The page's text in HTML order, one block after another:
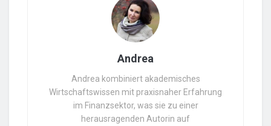
Andrea
Andrea kombiniert akademisches
Wirtschaftswissen mit praxisnaher Erfahrung
im Finanzsektor, was sie zu einer
herausragenden Autorin auf